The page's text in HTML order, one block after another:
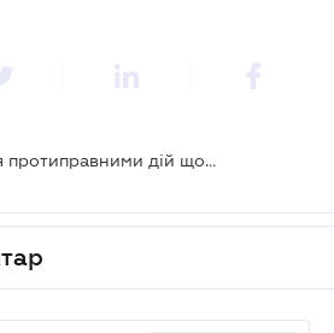
Які наслідки визнання протиправними дій щодо розірвання договору